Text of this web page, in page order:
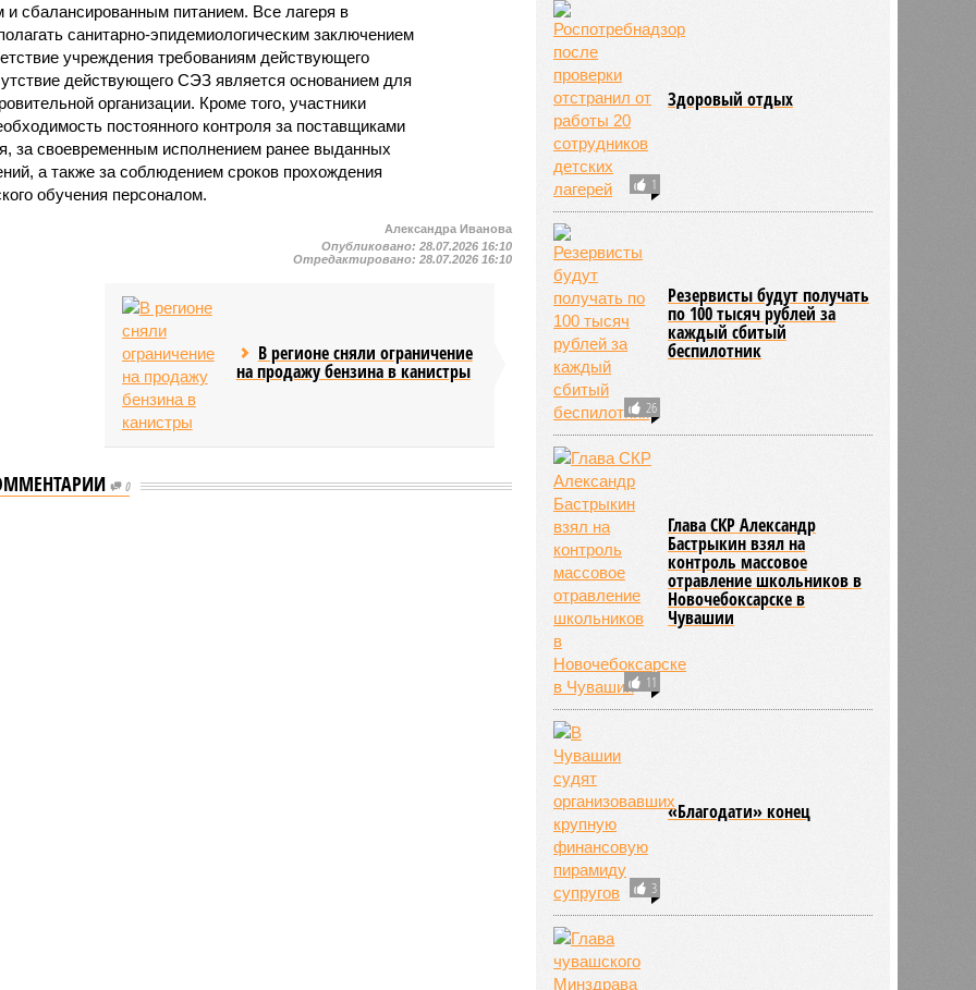
сбалансированным питанием. Все лагеря в
санитарно-эпидемиологическим заключением
учреждения требованиям действующего
действующего СЭЗ является основанием для
организации. Кроме того, участники
постоянного контроля за поставщиками
за своевременным исполнением ранее выданных
а также за соблюдением сроков прохождения
обучения персоналом.
Александра Иванова
Опубликовано:28.07.2026 16:10
Отредактировано:28.07.2026 16:10
В регионе сняли ограничение
на продажу бензина в канистры
0
1
Здоровый отдых
26
Резервисты будут получать
по 100 тысяч рублей за
каждый сбитый
беспилотник
11
Глава СКР Александр
Бастрыкин взял на
контроль массовое
отравление школьников в
Новочебоксарске в
Чувашии
3
«Благодати» конец